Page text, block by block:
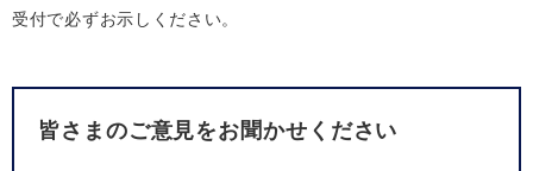
受付で必ずお示しください。
皆さまのご意見をお聞かせください